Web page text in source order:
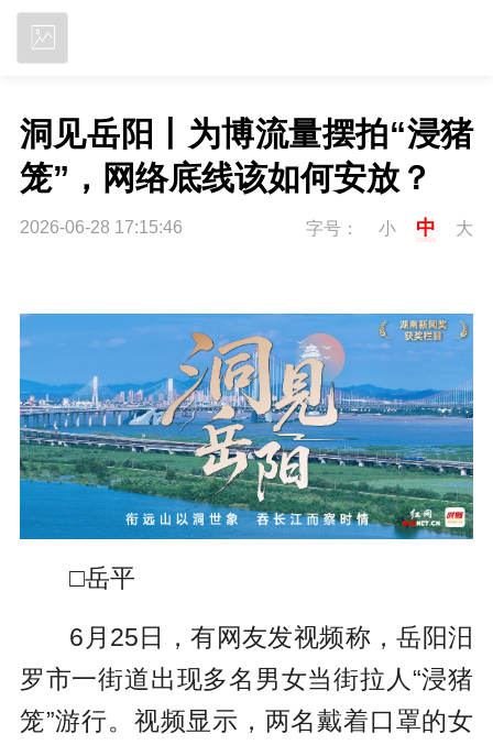
洞见岳阳丨为博流量摆拍“浸猪
笼”，网络底线该如何安放？
2026-06-28 17:15:46 字号： 小 中 大
□岳平
6月25日，有网友发视频称，岳阳汨
罗市一街道出现多名男女当街拉人“浸猪
笼”游行。视频显示，两名戴着口罩的女